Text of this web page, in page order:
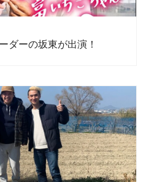
ダーの坂東が出演！